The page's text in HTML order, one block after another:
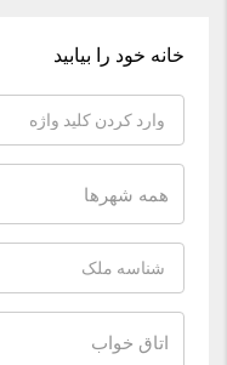
خانه خود را بیابید
همه شهرها
اتاق خواب